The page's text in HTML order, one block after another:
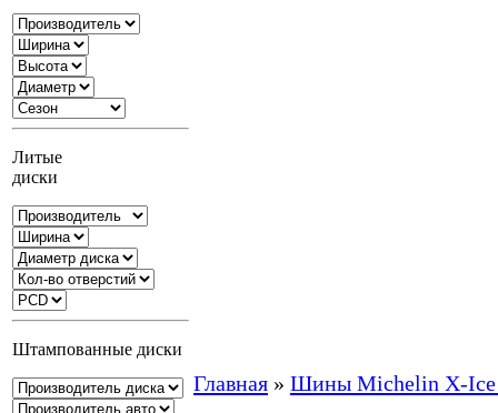
Литые
диски
Штампованные диски
Главная » Шины Michelin X-Ice